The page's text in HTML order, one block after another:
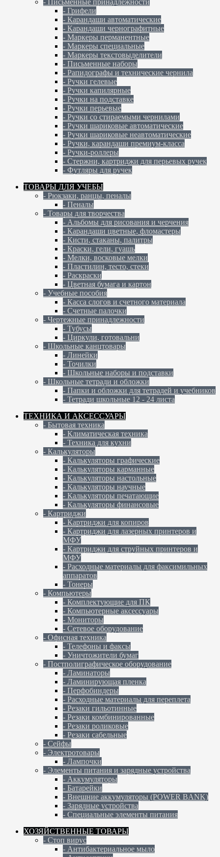
- Письменные принадлежности
- Грифели
- Карандаши автоматические
- Карандаши чернографитные
- Маркеры перманентные
- Маркеры специальные
- Маркеры текстовыделители
- Письменные наборы
- Рапидографы и технические чернила
- Ручки гелевые
- Ручки капилярные
- Ручки на подставке
- Ручки перьевые
- Ручки со стираемыми чернилами
- Ручки шариковые автоматические
- Ручки шариковые неавтоматические
- Ручки, карандаши премиум-класса
- Ручки-роллеры
- Стержни, картриджи для перьевых ручек
- Футляры для ручек
ТОВАРЫ ДЛЯ УЧЕБЫ
- Рюкзаки, ранцы, пеналы
- Пеналы
- Товары для творчества
- Альбомы для рисования и черчения
- Карандаши цветные, фломастеры
- Кисти, стаканы, палитры
- Краски, гели, гуашь
- Мелки, восковые мелки
- Пластилин, тесто, стеки
- Раскраски
- Цветная бумага и картон
- Учебные пособия
- Касса слогов и счетного материала
- Счетные палочки
- Чертежные принадлежности
- Тубусы
- Циркули, готовальни
- Школьные канцтовары
- Линейки
- Точилки
- Школьные наборы и подставки
- Школьные тетради и обложки
- Папки и обложки для тетрадей и учебников
- Тетради школьные 12 - 24 листа
ТЕХНИКА И АКСЕССУАРЫ
- Бытовая техника
- Климатическая техника
- Техника для кухни
- Калькуляторы
- Калькуляторы графические
- Калькуляторы карманные
- Калькуляторы настольные
- Калькуляторы научные
- Калькуляторы печатающие
- Калькуляторы финансовые
- Картриджи
- Картриджи для копиров
- Картриджи для лазерных принтеров и
МФУ
- Картриджи для струйных принтеров и
МФУ
- Расходные материалы для факсимильных
аппаратов
- Тонеры
- Компьютеры
- Комплектующие для ПК
- Компьютерные аксессуары
- Мониторы
- Сетевое оборудование
- Офисная техника
- Телефоны и факсы
- Уничтожители бумаг
- Постполиграфическое оборудование
- Ламинаторы
- Ламинирующая пленка
- Перфобиндеры
- Расходные материалы для переплета
- Резаки гильотинные
- Резаки комбинированные
- Резаки роликовые
- Резаки сабельные
- Сейфы
- Электротовары
- Лампочки
- Элементы питания и зарядные устройства
- Аккумуляторы
- Батарейки
- Внешние аккумуляторы (POWER BANK)
- Зарядные устройства
- Специальные элементы питания
ХОЗЯЙСТВЕННЫЕ ТОВАРЫ
- Стоп вирус
- Антибактериальное мыло